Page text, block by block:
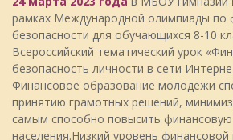
рамках Международной олимпиады по
безопасности для обучающихся 8-10
Всероссийский тематический урок
безопасность личности в сети
Финансовое образование молодежи
принятию грамотных решений,
самым способно повысить
населения.Низкий уровень